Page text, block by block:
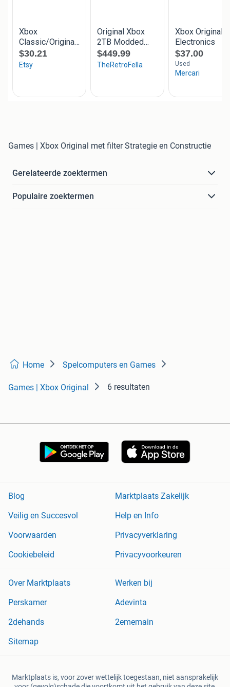
Games | Xbox Original met filter Strategie en Constructie
Gerelateerde zoektermen
Populaire zoektermen
Home Spelcomputers en Games
Games | Xbox Original 6 resultaten
Blog
Marktplaats Zakelijk
Veilig en Succesvol
Help en Info
Voorwaarden
Privacyverklaring
Cookiebeleid
Privacyvoorkeuren
Over Marktplaats
Werken bij
Perskamer
Adevinta
2dehands
2ememain
Sitemap
Marktplaats is, voor zover wettelijk toegestaan, niet aansprakelijk